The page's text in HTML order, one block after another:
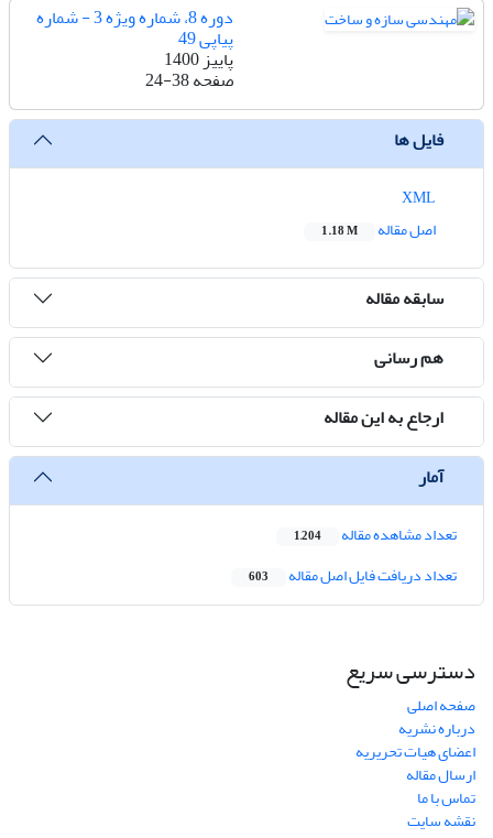
دوره 8، شماره ویژه 3 - شماره
پیاپی 49
پاییز 1400
صفحه24-38
فایل ها
اصل مقاله
1.18 M
سابقه مقاله
هم رسانی
ارجاع به این مقاله
آمار
تعداد مشاهده مقاله 1,204
تعداد دریافت فایل اصل مقاله 603
دسترسی سریع
صفحه اصلی
درباره نشریه
اعضای هیات تحریریه
ارسال مقاله
تماس با ما
نقشه سایت